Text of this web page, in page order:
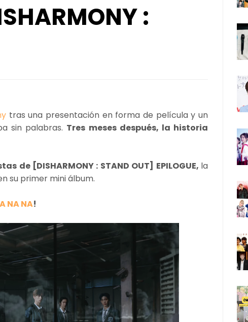
:
tras una presentación en forma de película y un
sin palabras. Tres meses después, la historia
de [DISHARMONY : STAND OUT] EPILOGUE, la
su primer mini álbum.
NA NA!